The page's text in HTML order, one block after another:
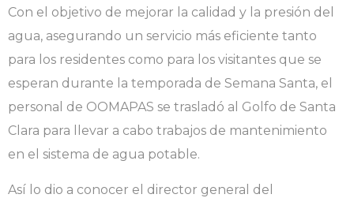
Con el objetivo de mejorar la calidad y la presión del
agua, asegurando un servicio más eficiente tanto
para los residentes como para los visitantes que se
esperan durante la temporada de Semana Santa, el
personal de OOMAPAS se trasladó al Golfo de Santa
Clara para llevar a cabo trabajos de mantenimiento
en el sistema de agua potable.
Así lo dio a conocer el director general del